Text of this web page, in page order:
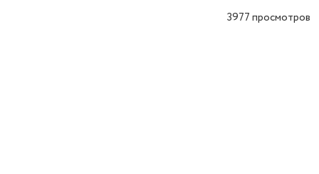
3977просмотров